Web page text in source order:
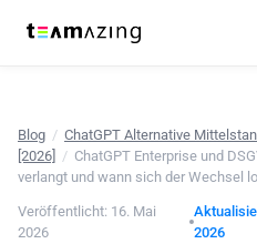
Blog / ChatGPT Alternative
[2026]
/ ChatGPT Enterprise und
verlangt und wann sich der Wechsel
Veröffentlicht: 16. Mai
2026
2026